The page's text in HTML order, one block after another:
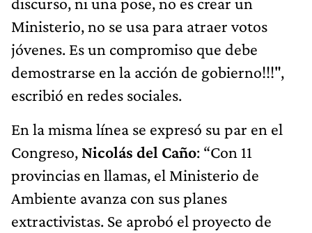
Ministerio, no se usa para atraer votos
jóvenes. Es un compromiso que debe
demostrarse en la acción de gobierno!!!",
escribió en redes sociales.
En la misma línea se expresó su par en el
Congreso, Nicolás del Caño: “Con 11
provincias en llamas, el Ministerio de
Ambiente avanza con sus planes
extractivistas. Se aprobó el proyecto de